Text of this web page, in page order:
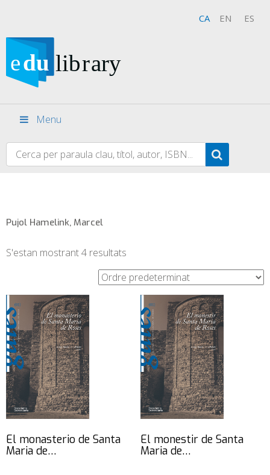
CA EN ES
Menu
Pujol Hamelink, Marcel
S'estan mostrant 4 resultats
El monasterio de Santa
Maria de…
El monestir de Santa
Maria de…